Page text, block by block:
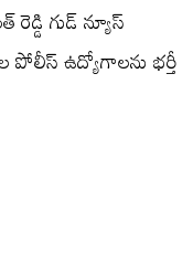
రెడ్డి గుడ్ న్యూస్
ఉద్యోగాలను భర్తీ